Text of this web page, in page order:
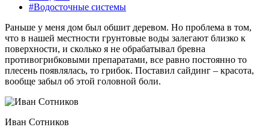
#Водосточные системы
Раньше у меня дом был обшит деревом. Но проблема в том,
что в нашей местности грунтовые воды залегают близко к
поверхности, и сколько я не обрабатывал бревна
противогрибковыми препаратами, все равно постоянно то
плесень появлялась, то грибок. Поставил сайдинг – красота,
вообще забыл об этой головной боли.
Иван Сотников